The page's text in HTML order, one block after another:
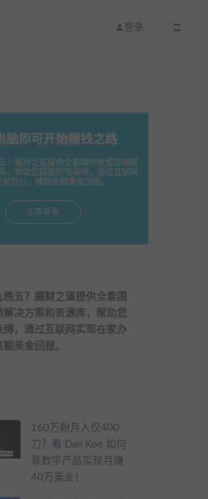
登录
脑即可开始赚钱之路
？掘财之道提供全套国外联盟营销解
，帮助您摆脱职场束缚，通过互联网
家办公，赚取高额美金回报。
立即查看
五？ 掘财之道提供全套国
解决方案和资源库，帮助您
缚，通过互联网实现在家办
美金回报。
160万粉月入仅400
刀？看 Dan Koe 如何
靠数字产品实现月赚
40万美金！